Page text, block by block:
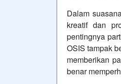
Dalam
kreatif dan
pentingnya
OSIS tampak
memberikan
benar